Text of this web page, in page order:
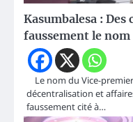
Kasumbalesa :
faussement le nom
Le nom du Vice-
décentralisation et
faussement cité à…